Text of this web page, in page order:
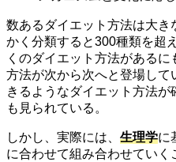
数あるダイエット方法は大
かく分類すると300種類を超
くのダイエット方法がある
方法が次から次へと登場し
きるようなダイエット方法
も見られている。
しかし、実際には、 生理学に
に合わせて組み合わせてい